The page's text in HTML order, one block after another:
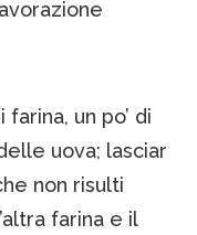
un po’ di
uova; lasciar
non risulti
farina e il